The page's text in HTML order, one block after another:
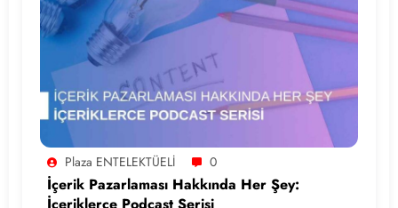
Plaza ENTELEKTÜELİ 0
İçerik Pazarlaması Hakkında Her Şey: